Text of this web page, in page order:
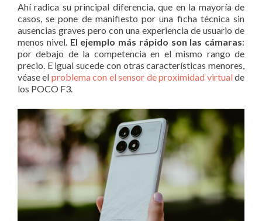
Ahí radica su principal diferencia, que en la mayoría de
casos, se pone de manifiesto por una ficha técnica sin
ausencias graves pero con una experiencia de usuario de
menos nivel. El ejemplo más rápido son las cámaras:
por debajo de la competencia en el mismo rango de
precio. E igual sucede con otras características menores,
véase el problema con el sensor de proximidad virtualde
los POCO F3.